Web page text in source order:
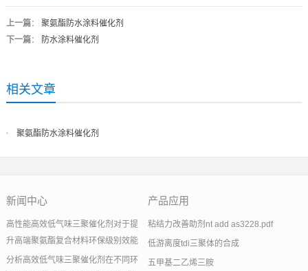
上一篇： 聚氨酯防水涂料催化剂
下一篇： 防水涂料催化剂
相关文章
聚氨酯防水涂料催化剂
新闻中心
高性能高效低气味三聚催化剂对于提
升高端聚氨酯复合材料环保级别效能
分析高效低气味三聚催化剂在不同环
产品应用
粘结力改善助剂nt add as3228.pdf
低游离度tdi三聚体的合成
五甲基二乙烯三胺